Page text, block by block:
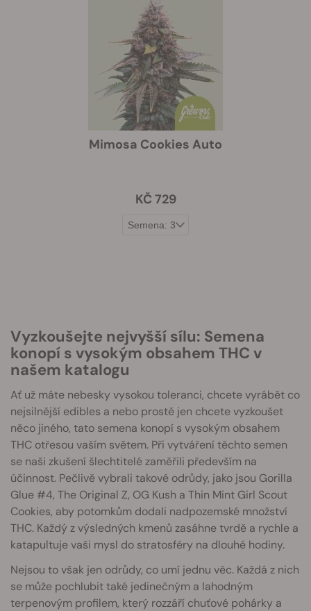
Mimosa Cookies Auto
KČ 729
Vyzkoušejte nejvyšší sílu: Semena
konopí s vysokým obsahem THC v
našem katalogu
Ať už máte nebesky vysokou toleranci, chcete vyrábět co
nejsilnější edibles a nebo prostě jen chcete vyzkoušet
něco jiného, tato semena konopí s vysokým obsahem
THC otřesou vaším světem. Při vytváření těchto semen
se naši zkušení šlechtitelé zaměřili především na
účinnost. Pečlivě vybrali takové odrůdy, jako jsou Gorilla
Glue #4, The Original Z, OG Kush a Thin Mint Girl Scout
Cookies, aby potomkům dodali nadpozemské množství
THC. Každý z výsledných kmenů zasáhne tvrdě a rychle a
katapultuje vaši mysl do stratosféry na dlouhé hodiny.
Nejsou to však jen odrůdy, co umí jednu věc. Každá z nich
se může pochlubit také jedinečným a lahodným
terpenovým profilem, který rozzáří chuťové pohárky a